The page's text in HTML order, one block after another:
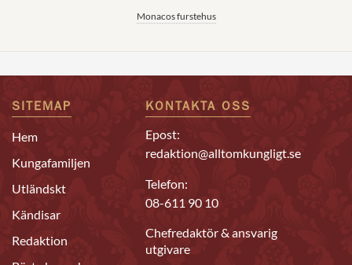
Monacos furstehus
SITEMAP
Hem
Kungafamiljen
Utländskt
Kändisar
Redaktion
KONTAKTA OSS
Epost:
redaktion@alltomkungligt.se
Telefon:
08-611 90 10
Chefredaktör & ansvarig
utgivare